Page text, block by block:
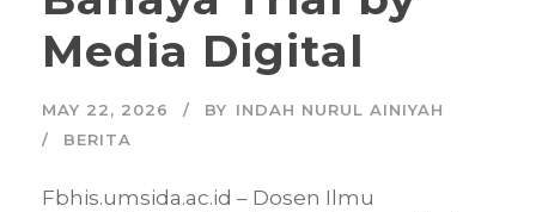
Media Digital
MAY 22, 2026 BY INDAH NURUL AINIYAH
BERITA
Fbhis.umsida.ac.id – Dosen Ilmu